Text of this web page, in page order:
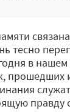
тесно
в нашем
прошедших
правду